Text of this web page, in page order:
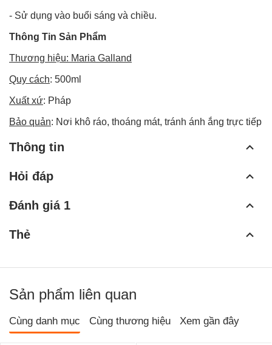
- Sử dụng vào buổi sáng và chiều.
Thông Tin Sản Phẩm
Thương hiệu: Maria Galland
Quy cách: 500ml
Xuất xứ: Pháp
Bảo quản: Nơi khô ráo, thoáng mát, tránh ánh ắng trực tiếp
Thông tin
Hỏi đáp
Đánh giá 1
Thẻ
Sản phẩm liên quan
Cùng danh mục Cùng thương hiệu Xem gần đây